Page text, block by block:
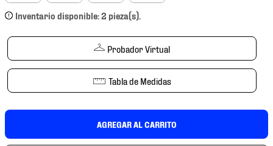
Inventario disponible: 2 pieza(s).
Probador Virtual
Tabla de Medidas
AGREGAR AL CARRITO
6.
mochila
10. tenis nike